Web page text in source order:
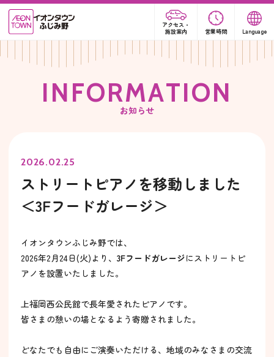
アクセス・
施設案内
営業時間 Language
INFORMATION
お知らせ
2026.02.25
ストリートピアノを移動しました
＜3Fフードガレージ＞
イオンタウンふじみ野では、
2026年2月24日(火)より、 3Fフードガレージにストリートピ
アノを設置いたしました。
上福岡西公民館で長年愛されたピアノです。
皆さまの憩いの場となるよう寄贈されました。
どなたでも自由にご演奏いただける、地域のみなさまの交流